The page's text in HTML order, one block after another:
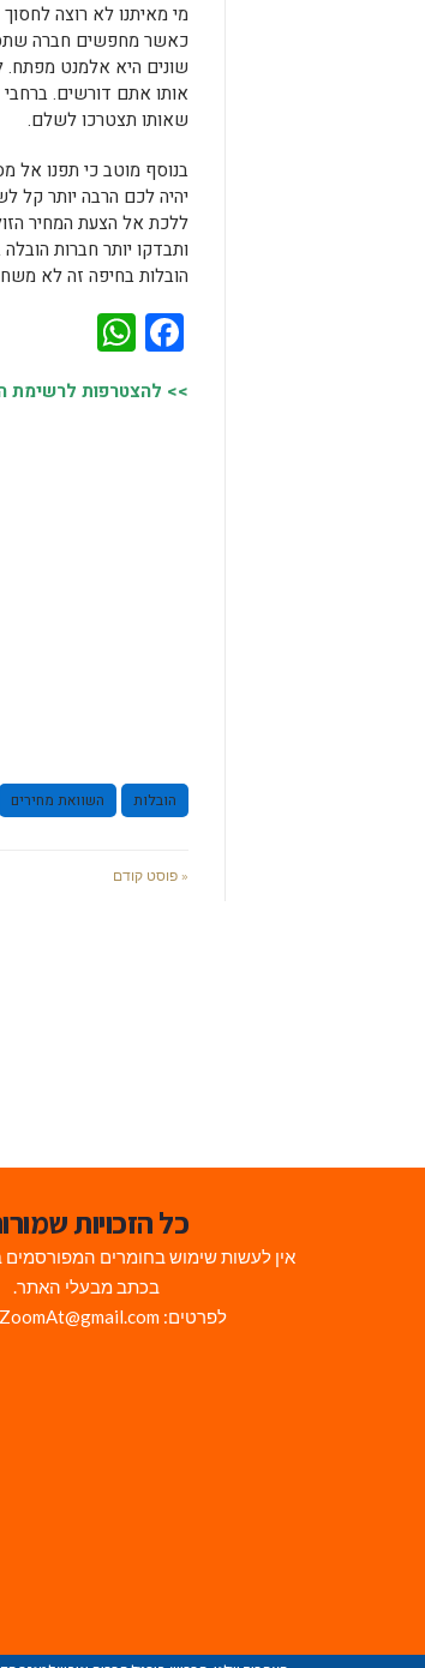
מי מאיתנו לא רוצה
כאשר מחפשים חברה
שונים היא אלמנט מפתח.
אותו אתם דורשים.
שאותו תצטרכו לשלם.
בנוסף מוטב כי תפנו אל
יהיה לכם הרבה יותר קל
ללכת אל הצעת המחיר
ותבדקו יותר חברות
הובלות בחיפה זה לא
Facebook
>> להצטרפות לרשימת
הובלות השוואת מחירים
« פוסט קודם
כל הזכויות
אין לעשות שימוש בחומרים
בכתב מבעלי האתר.
לפרטים: Avihai.ZoomAt@gmail.com